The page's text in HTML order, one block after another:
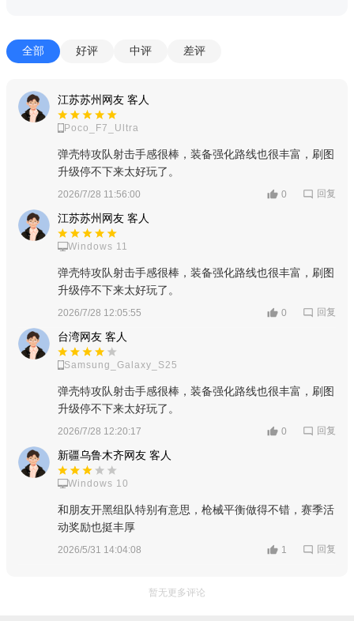
玩家还可以沉浸式体验弹幕射击的乐趣
全部 好评 中评 差评
江苏苏州网友 客人
Poco_F7_Ultra
弹壳特攻队射击手感很棒，装备强化路线也很丰富，刷图
升级停不下来太好玩了。
2026/7/28 11:56:00 0 回复
江苏苏州网友 客人
Windows 11
弹壳特攻队射击手感很棒，装备强化路线也很丰富，刷图
升级停不下来太好玩了。
2026/7/28 12:05:55 0 回复
台湾网友 客人
Samsung_Galaxy_S25
弹壳特攻队射击手感很棒，装备强化路线也很丰富，刷图
升级停不下来太好玩了。
2026/7/28 12:20:17 0 回复
新疆乌鲁木齐网友 客人
Windows 10
和朋友开黑组队特别有意思，枪械平衡做得不错，赛季活
动奖励也挺丰厚
2026/5/31 14:04:08 1 回复
暂无更多评论